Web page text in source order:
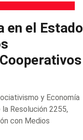
en el Estado
y Economía
Resolución 2255,
con Medios